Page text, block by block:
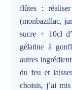
flûtes :
(monbazillac,
sucre + 10cl
gélatine à
autres
du feu et
choisis, j’ai